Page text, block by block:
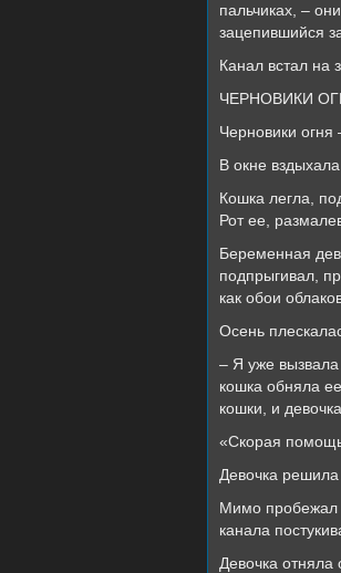
пальчиках, –
зацепившийся
Канал встал на
ЧЕРНОВИКИ
Черновики
В окне
Кошка легла,
Рот ее,
Беременная
подпрыгивал,
как обои
Осень
– Я уже
кошка обняла
кошки, и
«Скорая
Девочка
Мимо пробежал
канала
Девочка отняла